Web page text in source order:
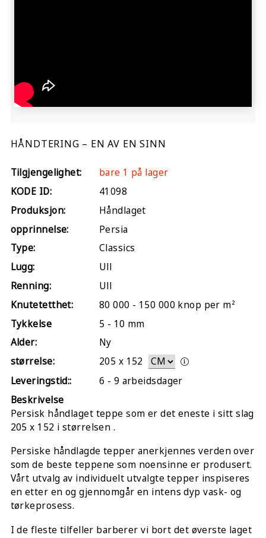
HÅNDTERING – EN AV EN SINN
Tilgjengelighet:
bare 1 på lager
KODE ID:
41098
Produksjon:
Håndlaget
opprinnelse:
Persia
Type:
Classics
Lugg:
Ull
Renning:
Ull
Knutetetthet:
80 000 - 150 000 knop per m²
Tykkelse
5 - 10 mm
Alder:
Ny
størrelse:
205 x 152
Leveringstid::
6 - 9 arbeidsdager
Beskrivelse
Persisk håndlaget teppe som er det eneste i sitt slag
205 x 152 i størrelsen .
Persiske håndlagde tepper anerkjennes verden over
som de beste teppene som noensinne er produsert.
Vårt utvalg av individuelt utvalgte tepper inspiseres
en etter en og gjennomgår en intens dyp vask- og
tørkeprosess.
I de fleste tilfeller barberer vi bort det øverste laget